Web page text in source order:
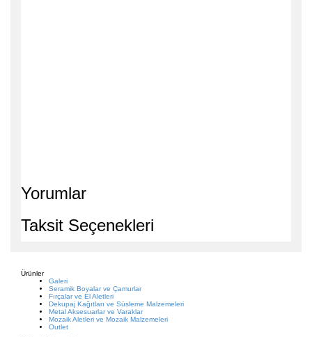
Yorumlar
Taksit Seçenekleri
Ürünler
Galeri
Seramik Boyalar ve Çamurlar
Fırçalar ve El Aletleri
Dekupaj Kağıtları ve Süsleme Malzemeleri
Metal Aksesuarlar ve Varaklar
Mozaik Aletleri ve Mozaik Malzemeleri
Outlet